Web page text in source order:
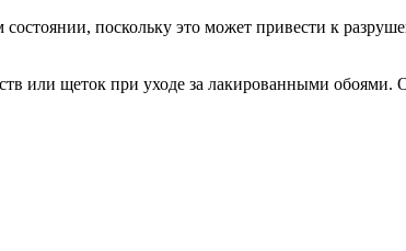
поскольку это может привести к
или щеток при уходе за лакированными